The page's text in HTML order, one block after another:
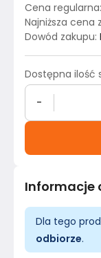
Cena regularna:
Najniższa cena
Dowód zakupu:
Dostępna ilość
-
Informacje
Dla tego
odbiorze.